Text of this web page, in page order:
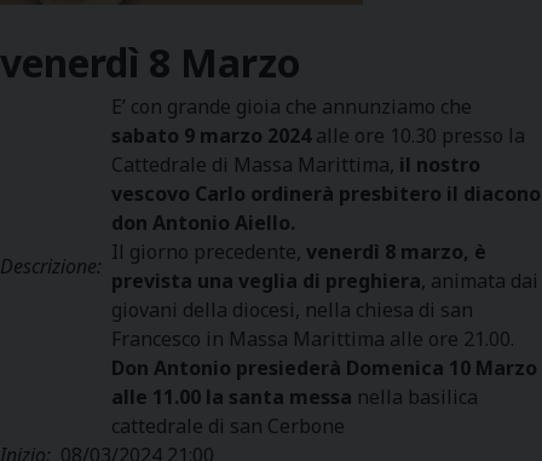
venerdì 8 Marzo
Descrizione:
E’ con grande gioia che annunziamo che
sabato 9 marzo 2024alle ore 10.30 presso la
Cattedrale di Massa Marittima, il nostro
vescovo Carlo ordinerà presbitero il diacono
don Antonio Aiello.
Il giorno precedente, venerdì 8 marzo, è
prevista una veglia di preghiera, animata dai
giovani della diocesi, nella chiesa di san
Francesco in Massa Marittima alle ore 21.00.
Don Antonio presiederà Domenica 10 Marzo
alle 11.00 la santa messa nella basilica
cattedrale di san Cerbone
Inizio: 08/03/2024 21:00